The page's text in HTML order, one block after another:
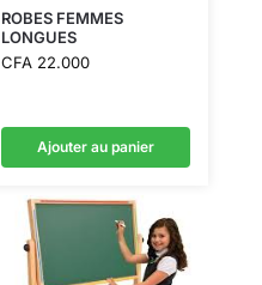
ROBES FEMMES
LONGUES
CFA22.000
Ajouter au panier